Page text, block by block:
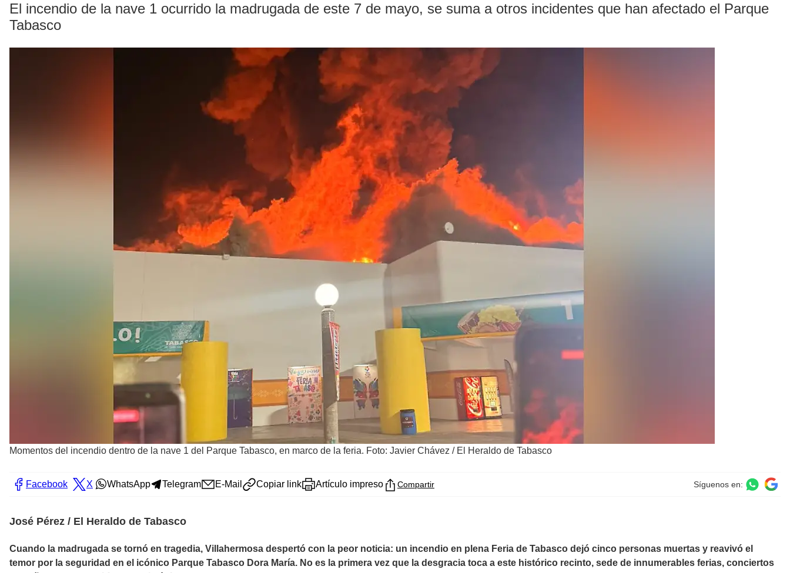
El incendio de la nave 1 ocurrido la madrugada de este 7 de mayo, se suma a otros incidentes que han afectado el Parque
Tabasco
Momentos del incendio dentro de la nave 1 del Parque Tabasco, en marco de la feria. Foto: Javier Chávez / El Heraldo de Tabasco
Facebook X WhatsApp Telegram E-Mail Copiar link Artículo impreso Compartir Síguenos en:
José Pérez / El Heraldo de Tabasco
Cuando la madrugada se tornó en tragedia, Villahermosa despertó con la peor noticia: un incendio en plena Feria de Tabasco dejó cinco personas muertas y reavivó el
temor por la seguridad en el icónico Parque Tabasco Dora María. No es la primera vez que la desgracia toca a este histórico recinto, sede de innumerables ferias, conciertos